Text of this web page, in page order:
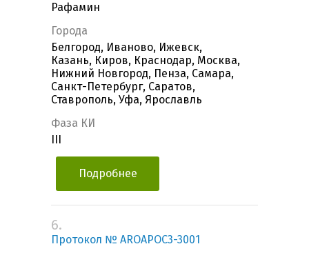
Рафамин
Города
Белгород, Иваново, Ижевск,
Казань, Киров, Краснодар, Москва,
Нижний Новгород, Пенза, Самара,
Санкт-Петербург, Саратов,
Ставрополь, Уфа, Ярославль
Фаза КИ
Подробнее
6.
Протокол № AROAPOC3-3001